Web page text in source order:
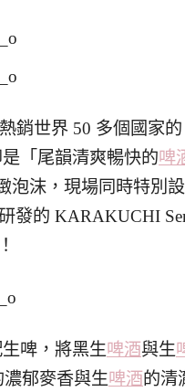
熱銷世界 50 多個國家的
是「尾韻清爽暢快的啤
泡沫，現場同時特別
發的 KARAKUCHI
生啤，將黑生啤酒與生
濃郁麥香與生啤酒的清